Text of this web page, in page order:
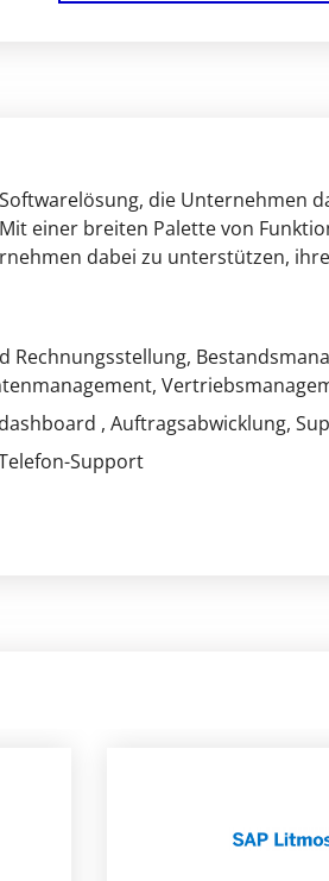
Softwarelösung, die
einer breiten Palette von
dabei zu unterstützen,
Rechnungsstellung,
,
, Auftragsabwicklung,
Support